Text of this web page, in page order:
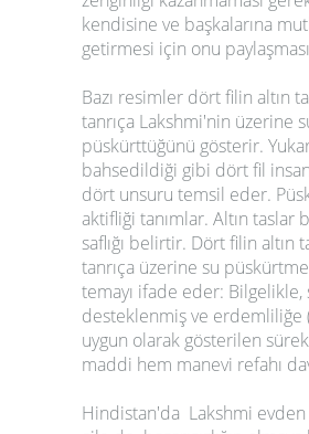
kendisine ve başkalarına
getirmesi için onu
Bazı resimler dört filin altın
tanrıça Lakshmi'nin üzerine
püskürttüğünü gösterir.
bahsedildiği gibi dört fil
dört unsuru temsil eder.
aktifliği tanımlar. Altın taslar
saflığı belirtir. Dört filin altın
tanrıça üzerine su
temayı ifade eder: Bilgelikle,
desteklenmiş ve erdemliliğe
uygun olarak gösterilen
maddi hem manevi refahı
Hindistan'da Lakshmi evden